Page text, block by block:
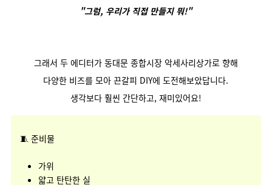
"그럼, 우리가 직접 만들지 뭐!"
그래서 두 에디터가 동대문 종합시장 악세사리상가로 향해
다양한 비즈를 모아 끈갈피 DIY에 도전해보았답니다.
생각보다 훨씬 간단하고, 재미있어요!
🧵 준비물
가위
얇고 탄탄한 실